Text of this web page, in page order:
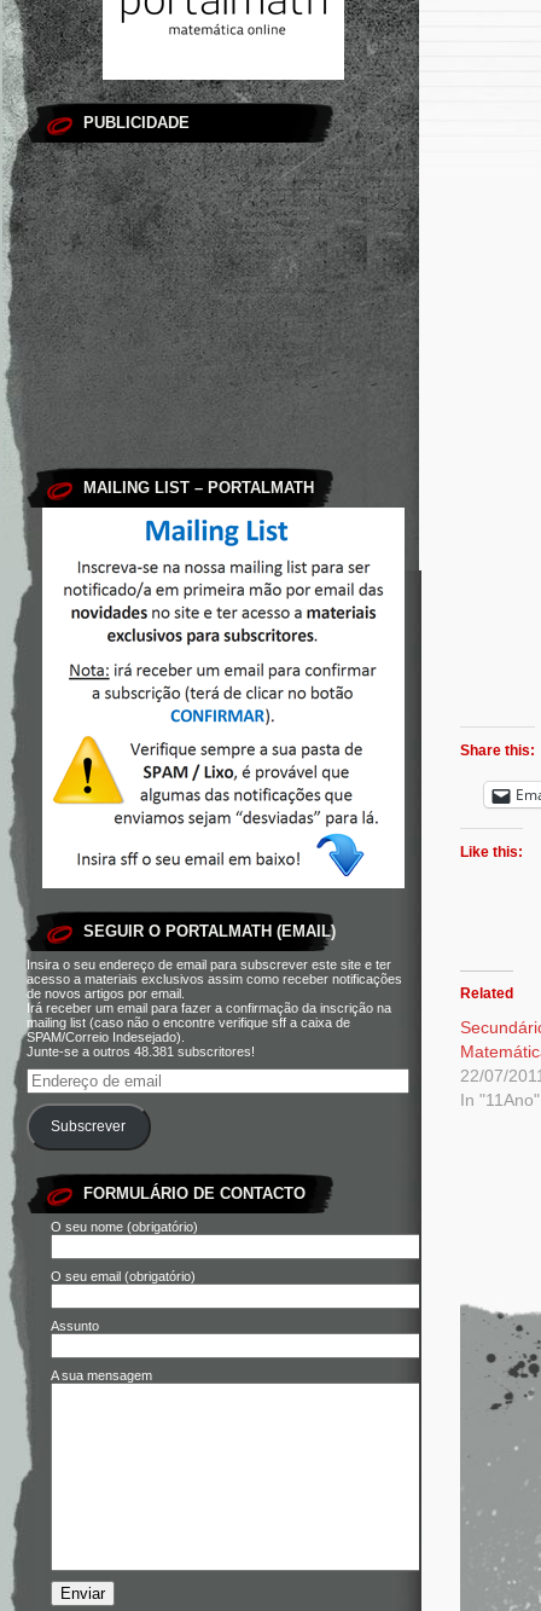
PUBLICIDADE
MAILING LIST – PORTALMATH
SEGUIR O PORTALMATH (EMAIL)
Insira o seu endereço de email para subscrever este site e ter
acesso a materiais exclusivos assim como receber notificações
de novos artigos por email.
Irá receber um email para fazer a confirmação da inscrição na
mailing list (caso não o encontre verifique sff a caixa de
SPAM/Correio Indesejado).
Junte-se a outros 48.381 subscritores!
Subscrever
FORMULÁRIO DE CONTACTO
O seu nome (obrigatório)
O seu email (obrigatório)
Assunto
A sua mensagem
Share this:
Like this:
Related
22/07/
In "11Ano"